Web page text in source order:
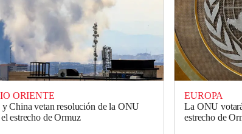
ORIENTE
y China vetan resolución de la ONU
estrecho de Ormuz
EUROPA
La ONU
estrecho de